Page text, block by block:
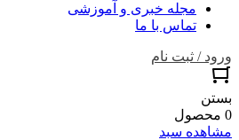
مجله خبری و آموزشی
تماس با ما
ورود / ثبت نام
بستن
0 محصول
مشاهده سبد